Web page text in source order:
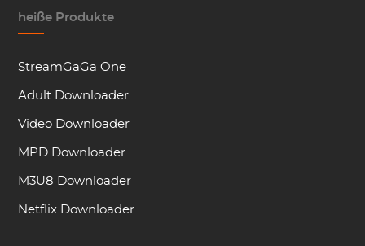
heiße Produkte
StreamGaGa One
Adult Downloader
Video Downloader
MPD Downloader
M3U8 Downloader
Netflix Downloader